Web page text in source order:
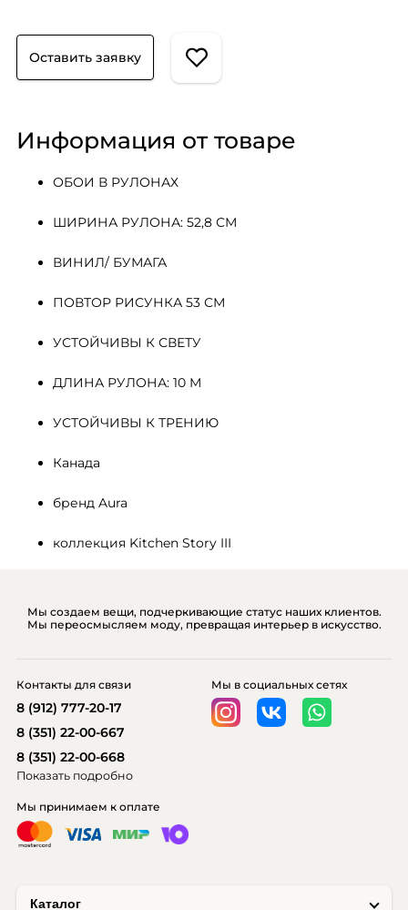
Оставить заявку
Информация от товаре
ОБОИ В РУЛОНАХ
ШИРИНА РУЛОНА: 52,8 СМ
ВИНИЛ/ БУМАГА
ПОВТОР РИСУНКА 53 СМ
УСТОЙЧИВЫ К СВЕТУ
ДЛИНА РУЛОНА: 10 М
УСТОЙЧИВЫ К ТРЕНИЮ
Канада
бренд Aura
коллекция Kitchen Story III
Мы создаем вещи, подчеркивающие статус наших клиентов.
Мы переосмысляем моду, превращая интерьер в искусство.
Каталог
Мы принимаем к оплате
Мы в социальных сетях
Контакты для связи
8 (912) 777-20-17
8 (351) 22-00-667
8 (351) 22-00-668
Показать подробно